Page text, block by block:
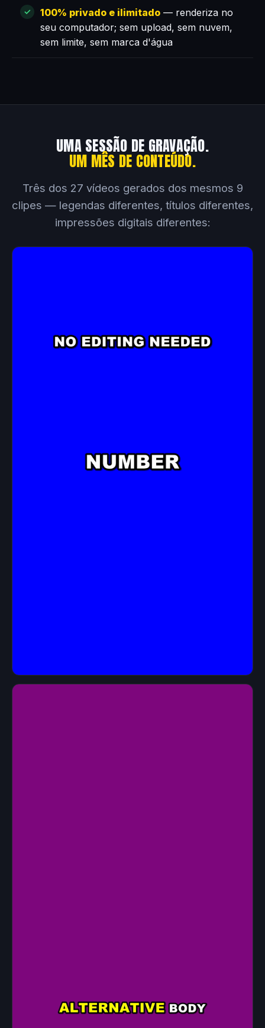
100% privado e ilimitado — renderiza no
seu computador; sem upload, sem nuvem,
sem limite, sem marca d'água
UMA SESSÃO DE GRAVAÇÃO.
UM MÊS DE CONTEÚDO.
Três dos 27 vídeos gerados dos mesmos 9
clipes — legendas diferentes, títulos diferentes,
impressões digitais diferentes: